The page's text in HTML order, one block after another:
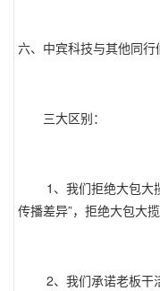
六、中宾科技与其他同行
三大区别：
1、我们拒绝大包大揽
传播差异”，拒绝大包大
2、我们承诺老板干活